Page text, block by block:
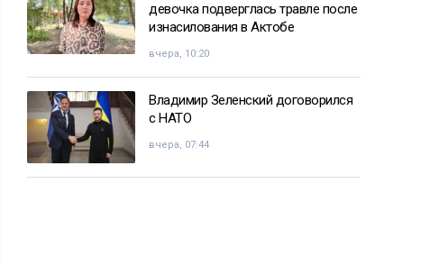
девочка подверглась травле после
изнасилования в Актобе
вчера, 10:20
Владимир Зеленский договорился
с НАТО
вчера, 07:44